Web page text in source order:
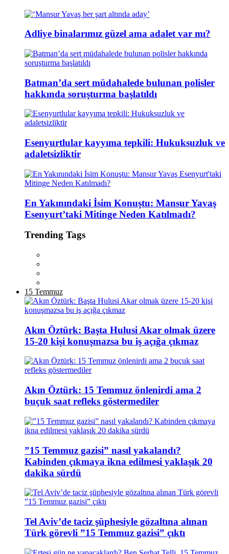
Adliye binalarımız güzel ama adalet var mı?
Batman’da sert müdahalede bulunan polisler
hakkında soruşturma başlatıldı
Esenyurtlular kayyıma tepkili: Hukuksuzluk ve
adaletsizliktir
En Yakınındaki İsim Konuştu: Mansur Yavaş
Esenyurt’taki Mitinge Neden Katılmadı?
Trending Tags
15 Temmuz
Akın Öztürk: Başta Hulusi Akar olmak üzere
15-20 kişi konuşmazsa bu iş açığa çıkmaz
Akın Öztürk: 15 Temmuz önlenirdi ama 2
buçuk saat refleks göstermediler
”15 Temmuz gazisi” nasıl yakalandı?
Kabinden çıkmaya ikna edilmesi yaklaşık 20
dakika sürdü
Tel Aviv’de taciz şüphesiyle gözaltına alınan
Türk görevli ”15 Temmuz gazisi” çıktı